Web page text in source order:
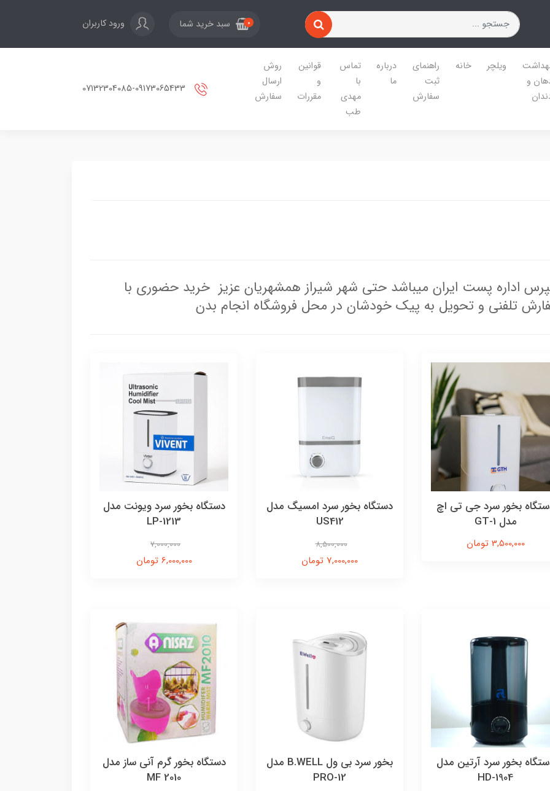
0 سبد خرید شما ورود کاربران
و
ویلچر خانه
راهنمای
ثبت
سفارش
درباره
ما
تماس
با
مهدی
طب
قوانین
و
مقررات
روش
ارسال
سفارش
اداره پست ایران میباشد حتی شهر شیراز همشهریان عزیز خرید حضوری با
تلفنی و تحویل به پیک خودشان در محل فروشگاه انجام بدن
بخور سرد جی تی اچ
مدل GT-1
3,500,000 تومان
دستگاه بخور سرد امسیگ مدل
US412
8,500,000
7,000,000 تومان
دستگاه بخور سرد ویونت مدل
LP-1213
7,000,000
6,000,000 تومان
بخور سرد آرتین مدل
HD-1904
بخور سرد بی ول B.WELL مدل
PRO-12
دستگاه بخور گرم آنی ساز مدل
MF 2010